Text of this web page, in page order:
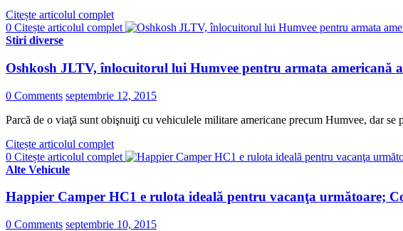
Citește articolul complet
0 Citește articolul complet
Stiri diverse
Oshkosh JLTV, înlocuitorul lui Humvee pentru armata
0 Comments septembrie 12, 2015
Parcă de o viaţă sunt obişnuiţi cu vehiculele militare americane precum Humvee, dar se
Citește articolul complet
0 Citește articolul complet
Alte Vehicule
Happier Camper HC1 e rulota ideală pentru vacanţa următoare;
0 Comments septembrie 10, 2015